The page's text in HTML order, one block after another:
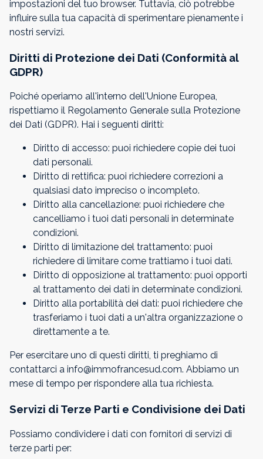
impostazioni del tuo browser. Tuttavia, ciò potrebbe
influire sulla tua capacità di sperimentare pienamente i
nostri servizi.
Diritti di Protezione dei Dati (Conformità al
GDPR)
Poiché operiamo all'interno dell'Unione Europea,
rispettiamo il Regolamento Generale sulla Protezione
dei Dati (GDPR). Hai i seguenti diritti:
Diritto di accesso: puoi richiedere copie dei tuoi
dati personali.
Diritto di rettifica: puoi richiedere correzioni a
qualsiasi dato impreciso o incompleto.
Diritto alla cancellazione: puoi richiedere che
cancelliamo i tuoi dati personali in determinate
condizioni.
Diritto di limitazione del trattamento: puoi
richiedere di limitare come trattiamo i tuoi dati.
Diritto di opposizione al trattamento: puoi opporti
al trattamento dei dati in determinate condizioni.
Diritto alla portabilità dei dati: puoi richiedere che
trasferiamo i tuoi dati a un'altra organizzazione o
direttamente a te.
Per esercitare uno di questi diritti, ti preghiamo di
contattarci a info@immofrancesud.com. Abbiamo un
mese di tempo per rispondere alla tua richiesta.
Servizi di Terze Parti e Condivisione dei Dati
Possiamo condividere i dati con fornitori di servizi di
terze parti per: